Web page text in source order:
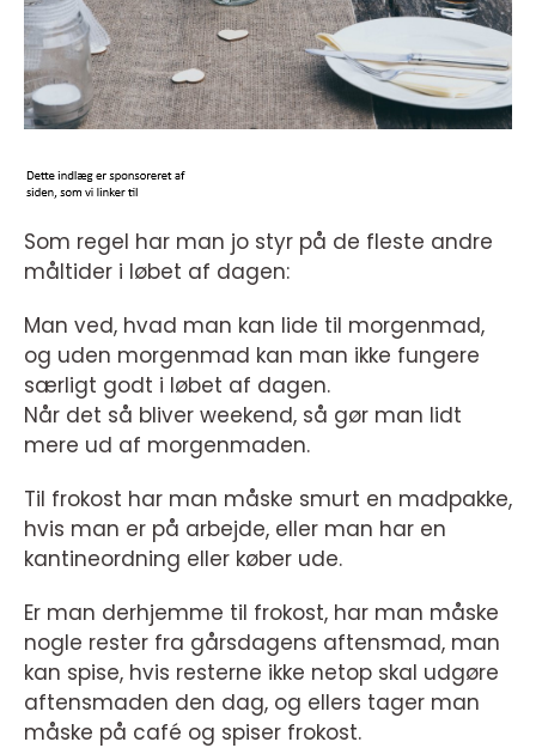
Som regel har man jo styr på de fleste andre
måltider i løbet af dagen:
Man ved, hvad man kan lide til morgenmad,
og uden morgenmad kan man ikke fungere
særligt godt i løbet af dagen.
Når det så bliver weekend, så gør man lidt
mere ud af morgenmaden.
Til frokost har man måske smurt en madpakke,
hvis man er på arbejde, eller man har en
kantineordning eller køber ude.
Er man derhjemme til frokost, har man måske
nogle rester fra gårsdagens aftensmad, man
kan spise, hvis resterne ikke netop skal udgøre
aftensmaden den dag, og ellers tager man
måske på café og spiser frokost.